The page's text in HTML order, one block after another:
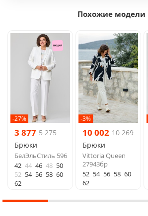
Похожие модели
-27%
3 877 5 275
Брюки
БелЭльСтиль 596
42 44 46 48 50
52 54 56 58 60
62
-3%
10 002 10 269
Брюки
Vittoria Queen
27943бр
52 54 56 58 60
62